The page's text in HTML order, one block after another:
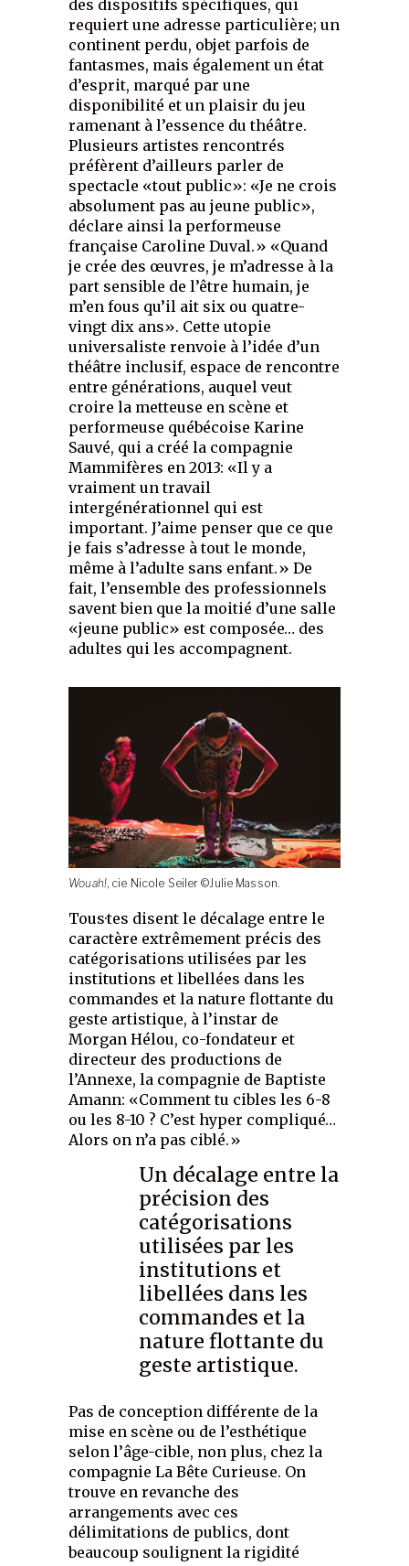
des dispositifs spécifiques, qui
requiert une adresse particulière; un
continent perdu, objet parfois de
fantasmes, mais également un état
d’esprit, marqué par une
disponibilité et un plaisir du jeu
ramenant à l’essence du théâtre.
Plusieurs artistes rencontrés
préfèrent d’ailleurs parler de
spectacle «tout public»: «Je ne crois
absolument pas au jeune public»,
déclare ainsi la performeuse
française Caroline Duval.» «Quand
je crée des œuvres, je m’adresse à la
part sensible de l’être humain, je
m’en fous qu’il ait six ou quatre-
vingt dix ans». Cette utopie
universaliste renvoie à l’idée d’un
théâtre inclusif, espace de rencontre
entre générations, auquel veut
croire la metteuse en scène et
performeuse québécoise Karine
Sauvé, qui a créé la compagnie
Mammifères en 2013: «Il y a
vraiment un travail
intergénérationnel qui est
important. J’aime penser que ce que
je fais s’adresse à tout le monde,
même à l’adulte sans enfant.» De
fait, l’ensemble des professionnels
savent bien que la moitié d’une salle
«jeune public» est composée… des
adultes qui les accompagnent.
Wouah!, cie Nicole Seiler ©Julie Masson.
Tous·tes disent le décalage entre le
caractère extrêmement précis des
catégorisations utilisées par les
institutions et libellées dans les
commandes et la nature flottante du
geste artistique, à l’instar de
Morgan Hélou, co-fondateur et
directeur des productions de
l’Annexe, la compagnie de Baptiste
Amann: «Comment tu cibles les 6-8
ou les 8-10 ? C’est hyper compliqué…
Alors on n’a pas ciblé.»
Un décalage entre la
précision des
catégorisations
utilisées par les
institutions et
libellées dans les
commandes et la
nature flottante du
geste artistique.
Pas de conception différente de la
mise en scène ou de l’esthétique
selon l’âge-cible, non plus, chez la
compagnie La Bête Curieuse. On
trouve en revanche des
arrangements avec ces
délimitations de publics, dont
beaucoup soulignent la rigidité